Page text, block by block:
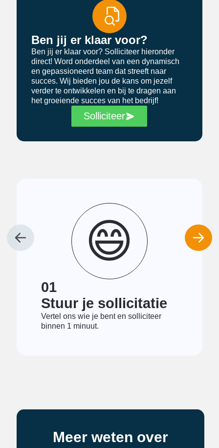
Ben jij er klaar voor?
Ben jij er klaar voor? Solliciteer hieronder
direct! Word onderdeel van een dynamisch
en gepassioneerd team dat streeft naar
succes. Wij bieden jou de kans om jezelf
verder te ontwikkelen en bij te dragen aan
het groeiende succes van het bedrijf!
Solliciteer
😄
01
Stuur je sollicitatie
Vertel ons wie je bent en solliciteer
binnen 1 minuut.
Meer weten over